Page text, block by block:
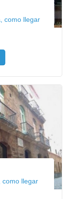
como llegar
como llegar